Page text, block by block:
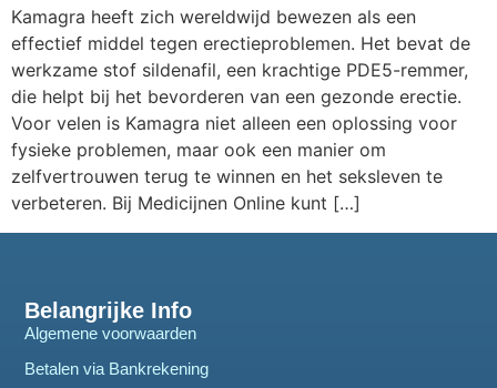
Kamagra heeft zich wereldwijd bewezen als een
effectief middel tegen erectieproblemen. Het bevat de
werkzame stof sildenafil, een krachtige PDE5-remmer,
die helpt bij het bevorderen van een gezonde erectie.
Voor velen is Kamagra niet alleen een oplossing voor
fysieke problemen, maar ook een manier om
zelfvertrouwen terug te winnen en het seksleven te
verbeteren. Bij Medicijnen Online kunt […]
Belangrijke Info
Algemene voorwaarden
Betalen via Bankrekening